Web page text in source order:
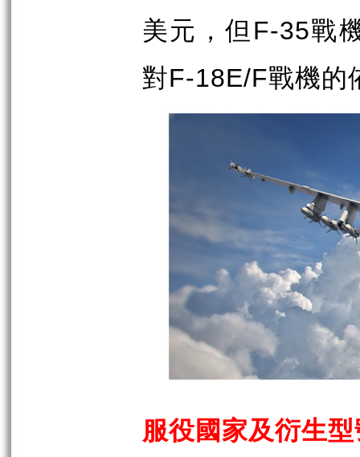
美元，但 F-35戰
對F-18E/F戰機的
服役國家及衍生